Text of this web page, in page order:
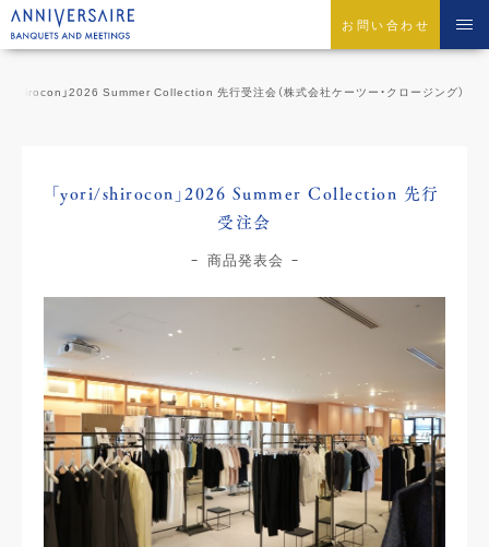
お問い合わせ
shirocon」2026 Summer Collection 先行受注会（株式会社ケーツー・クロージング）
「yori/shirocon」2026 Summer Collection 先行
受注会
商品発表会